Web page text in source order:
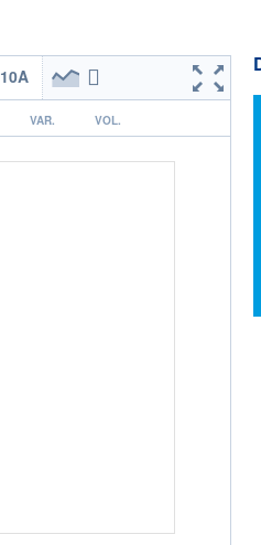
10A
VAR. VOL.